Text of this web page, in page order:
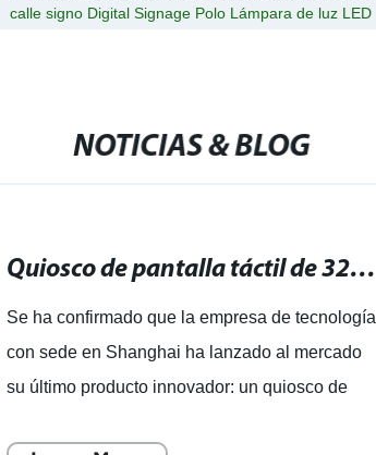
calle signo Digital Signage Polo Lámpara de luz LED
NOTICIAS & BLOG
Quiosco de pantalla táctil de 32 pulgadas: la última tecnología al alcance de tu mano
Se ha confirmado que la empresa de tecnología
con sede en Shanghai ha lanzado al mercado
su último producto innovador: un quiosco de